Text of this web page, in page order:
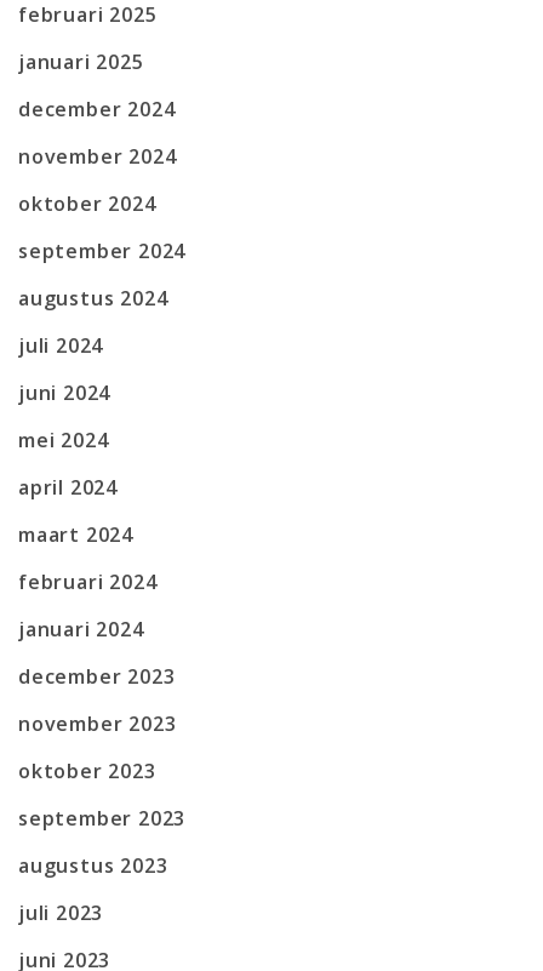
februari 2025
januari 2025
december 2024
november 2024
oktober 2024
september 2024
augustus 2024
juli 2024
juni 2024
mei 2024
april 2024
maart 2024
februari 2024
januari 2024
december 2023
november 2023
oktober 2023
september 2023
augustus 2023
juli 2023
juni 2023